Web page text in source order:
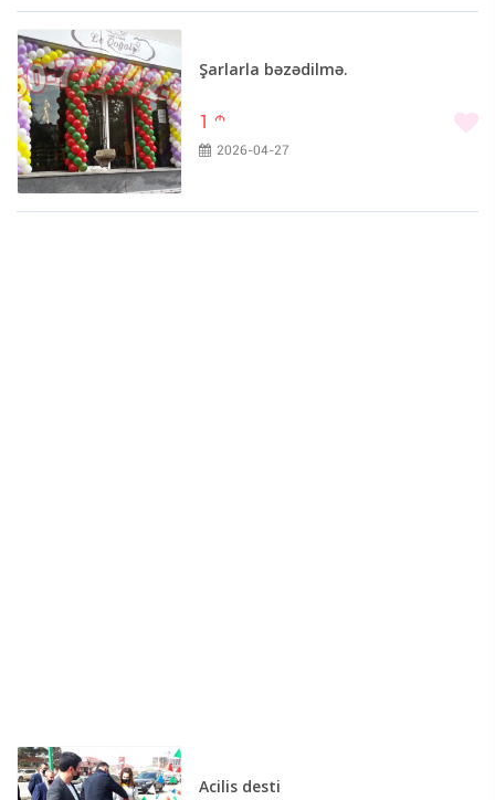
Şarlarla bəzədilmə.
1 m
2026-04-27
Acilis desti